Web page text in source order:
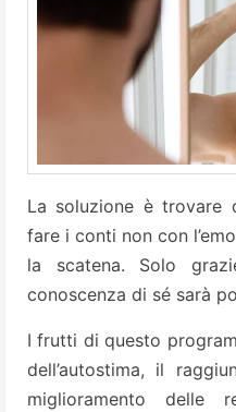
La soluzione è trovare
fare i conti non con
la scatena. Solo
conoscenza di sé sarà
I frutti di questo
dell’autostima, il
miglioramento delle